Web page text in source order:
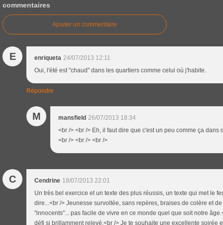
commentaires
Ajouter un commentaire
E enriqueta 24/07/2013 12:11
Oui, l'été est "chaud" dans les quartiers comme celui où j'habite.
Répondre
M mansfield 26/07/2013 18:34
<br /> <br /> Eh, il faut dire que c'est un peu comme ça dans
<br /> <br /> <br />
C Cendrine 18/07/2013 22:01
Un très bel exercice et un texte des plus réussis, un texte qui met le
dire...<br /> Jeunesse survoltée, sans repères, braises de colère et
"innocents"... pas facile de vivre en ce monde quel que soit notre
défi si brillamment relevé.<br /> Je te souhaite une excellente soirée